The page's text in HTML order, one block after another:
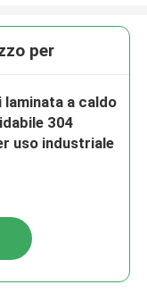
per
a caldo
304
uso industriale